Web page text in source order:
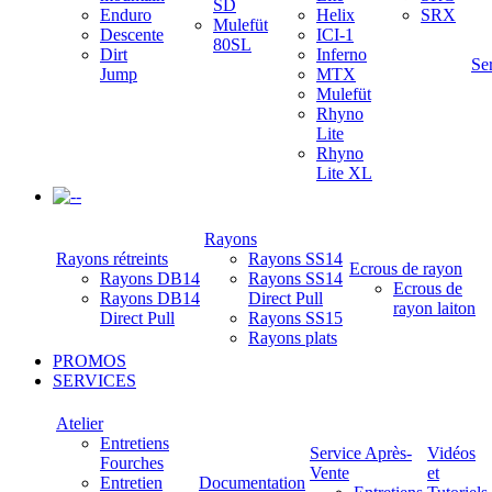
Enduro
Descente
Dirt
Jump
SD
Mulefüt
80SL
Helix
ICI-1
Inferno
MTX
Mulefüt
Rhyno
Lite
Rhyno
Lite XL
SRX
-
Rayons rétreints
Rayons DB14
Rayons DB14
Direct Pull
Rayons
Rayons SS14
Rayons SS14
Direct Pull
Rayons SS15
Rayons plats
Ecrous de rayon
Ecrous de
rayon laiton
PROMOS
SERVICES
Atelier
Entretiens
Fourches
Entretien
Documentation
Service Après-
Vente
Vidéos
et